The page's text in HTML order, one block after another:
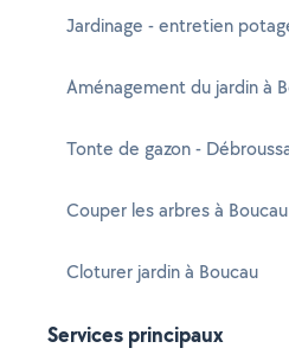
Jardinage - entretien
Aménagement du jardin à
Tonte de gazon -
Couper les arbres à Boucau
Cloturer jardin à Boucau
Services principaux